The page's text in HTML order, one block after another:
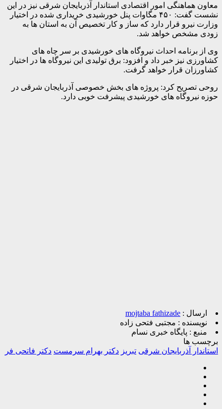
معاون هماهنگی امور اقتصادی استاندار آذربایجان شرقی نیز در این
نشست گفت: ۴۵۰ مگاوات پنل خورشیدی خریداری شده در اختیار
وزارت نیرو قرار دارد که ساز و کار تخصیص آن به استان ها به
زودی مشخص خواهد شد.
وی از برنامه احداث نیروگاه های خورشیدی بر سر چاه های
کشاورزی نیز خبر داد و افزود: برق تولیدی این نیروگاه ها در اختیار
کشاورزان قرار خواهد گرفت.
روحی تصریح کرد: پروژه های بخش خصوصی آذربایجان شرقی در
حوزه نیروگاه های خورشیدی پیشرفت خوبی دارد.
ارسال : mojtaba fathizade
نویسنده : مجتبی فتحی زاده
منبع : پایگاه خبری نسام
برچسب ها
استاندار آذربایجان شرقی تبریز دکتر بهرام سرمست دکتر فاتحی فر